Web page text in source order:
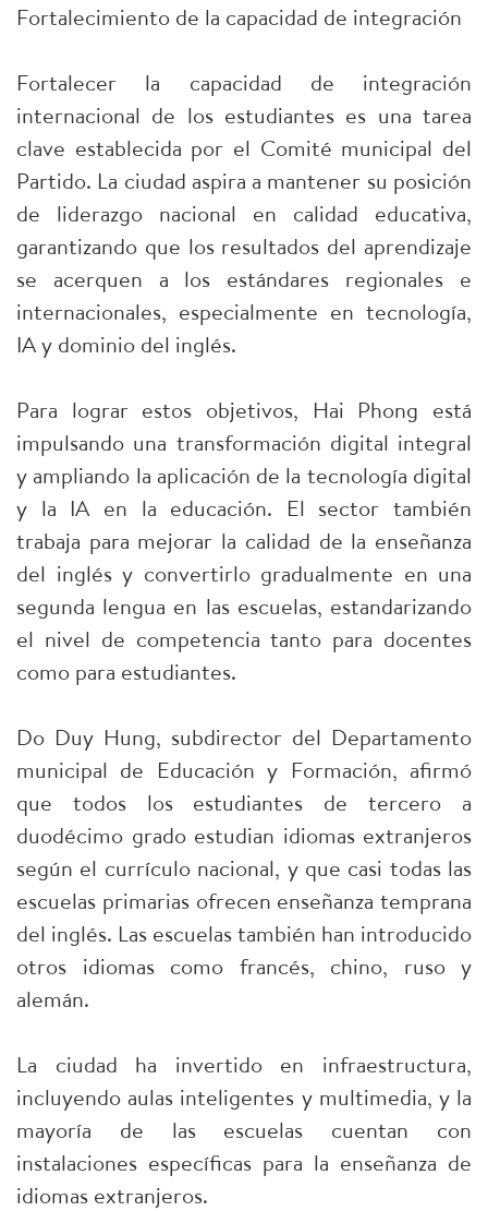
Fortalecimiento de la capacidad de integración
Fortalecer la capacidad de integración
internacional de los estudiantes es una tarea
clave establecida por el Comité municipal del
Partido. La ciudad aspira a mantener su posición
de liderazgo nacional en calidad educativa,
garantizando que los resultados del aprendizaje
se acerquen a los estándares regionales e
internacionales, especialmente en tecnología,
IA y dominio del inglés.
Para lograr estos objetivos, Hai Phong está
impulsando una transformación digital integral
y ampliando la aplicación de la tecnología digital
y la IA en la educación. El sector también
trabaja para mejorar la calidad de la enseñanza
del inglés y convertirlo gradualmente en una
segunda lengua en las escuelas, estandarizando
el nivel de competencia tanto para docentes
como para estudiantes.
Do Duy Hung, subdirector del Departamento
municipal de Educación y Formación, afirmó
que todos los estudiantes de tercero a
duodécimo grado estudian idiomas extranjeros
según el currículo nacional, y que casi todas las
escuelas primarias ofrecen enseñanza temprana
del inglés. Las escuelas también han introducido
otros idiomas como francés, chino, ruso y
alemán.
La ciudad ha invertido en infraestructura,
incluyendo aulas inteligentes y multimedia, y la
mayoría de las escuelas cuentan con
instalaciones específicas para la enseñanza de
idiomas extranjeros.